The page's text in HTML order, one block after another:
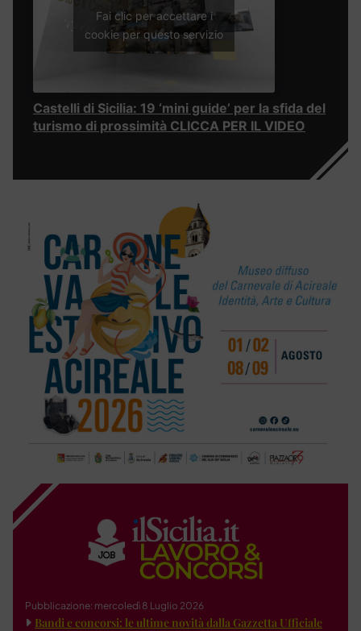
Fai clic per accettare i
cookie per questo servizio
Castelli di Sicilia: 19 ‘mini guide’ per la sfida del
turismo di prossimità CLICCA PER IL VIDEO
Pubblicazione: mercoledì 8 Luglio 2026
Bandi e concorsi: le ultime novità dalla Gazzetta Ufficiale